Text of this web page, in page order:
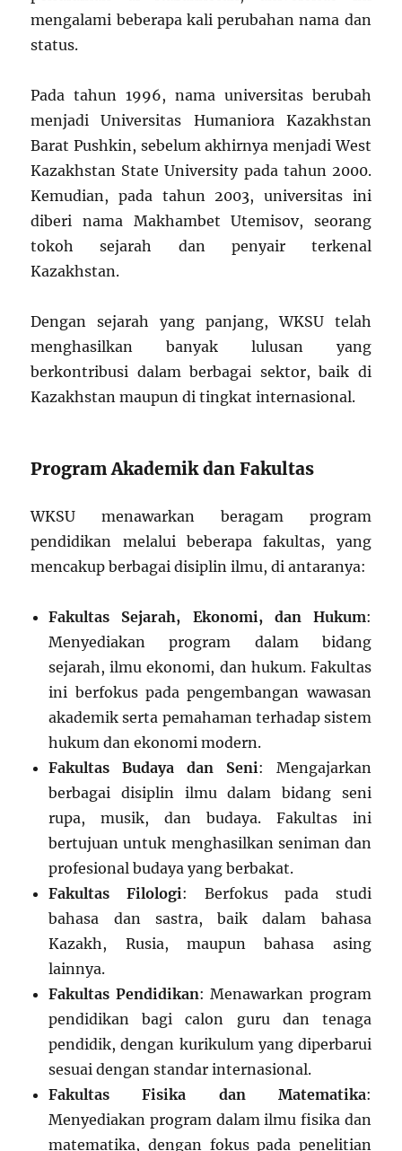
mengalami beberapa kali perubahan nama dan
status.
Pada tahun 1996, nama universitas berubah
menjadi Universitas Humaniora Kazakhstan
Barat Pushkin, sebelum akhirnya menjadi West
Kazakhstan State University pada tahun 2000.
Kemudian, pada tahun 2003, universitas ini
diberi nama Makhambet Utemisov, seorang
tokoh sejarah dan penyair terkenal
Kazakhstan.
Dengan sejarah yang panjang, WKSU telah
menghasilkan banyak lulusan yang
berkontribusi dalam berbagai sektor, baik di
Kazakhstan maupun di tingkat internasional.
Program Akademik dan Fakultas
WKSU menawarkan beragam program
pendidikan melalui beberapa fakultas, yang
mencakup berbagai disiplin ilmu, di antaranya:
Fakultas Sejarah, Ekonomi, dan Hukum:
Menyediakan program dalam bidang
sejarah, ilmu ekonomi, dan hukum. Fakultas
ini berfokus pada pengembangan wawasan
akademik serta pemahaman terhadap sistem
hukum dan ekonomi modern.
Fakultas Budaya dan Seni: Mengajarkan
berbagai disiplin ilmu dalam bidang seni
rupa, musik, dan budaya. Fakultas ini
bertujuan untuk menghasilkan seniman dan
profesional budaya yang berbakat.
Fakultas Filologi: Berfokus pada studi
bahasa dan sastra, baik dalam bahasa
Kazakh, Rusia, maupun bahasa asing
lainnya.
Fakultas Pendidikan: Menawarkan program
pendidikan bagi calon guru dan tenaga
pendidik, dengan kurikulum yang diperbarui
sesuai dengan standar internasional.
Fakultas Fisika dan Matematika:
Menyediakan program dalam ilmu fisika dan
matematika, dengan fokus pada penelitian